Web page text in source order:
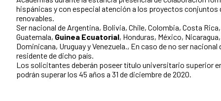
hispánicas y con especial atención a los proyectos conjuntos
renovables.
Ser nacional de Argentina, Bolivia, Chile, Colombia, Costa
Guatemala, Guinea Ecuatorial, Honduras, México,
Dominicana, Uruguay y Venezuela., En caso de no ser
residente de dicho país.
Los solicitantes deberán poseer título universitario superior
podrán superar los 45 años a 31 de diciembre de 2020.